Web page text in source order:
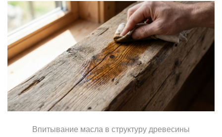
Впитывание масла в структуру древесины